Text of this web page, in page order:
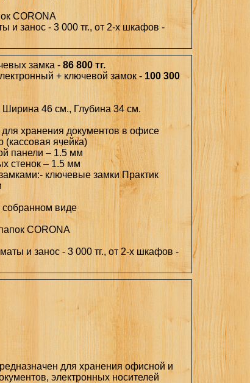
CORONA
и занос - 3 000 тг., от 2-х шкафов -
замка - 86 800 тг.
+ ключевой замок - 100 300
46 см., Глубина 34 см.
хранения документов в офисе
(кассовая ячейка)
панели – 1.5 мм
стенок – 1.5 мм
ключевые замки Практик
собранном виде
CORONA
и занос - 3 000 тг., от 2-х шкафов -
для хранения офисной и
электронных носителей